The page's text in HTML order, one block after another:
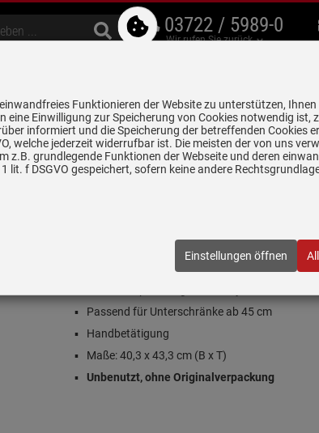
03722 / 5989-0
Wir rufen Sie zurück
5 Jahre Garantie auf
alle gekennzeichneten Produkte
/ B-Ware Franke Maris MRG 110-37 Onyx -
Granitspüle
Einloggen und Bewertung schreiben
Passend für Unterschränke ab 45 cm
Handbetätigung
Maße: 40,3 x 43,3 cm (B x T)
Unbenutzt, ohne Originalverpackung
Funktionieren der Website zu unterstützen,
eine Einwilligung zur Speicherung von Cookies notwendig ist,
informiert und die Speicherung der betreffenden Cookies
welche jederzeit widerrufbar ist. Die meisten der von uns
z.B. grundlegende Funktionen der Webseite und deren
lit. f DSGVO gespeichert, sofern keine andere
Einstellungen öffnen